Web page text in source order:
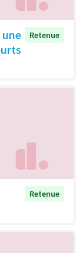
Retenue
Retenue